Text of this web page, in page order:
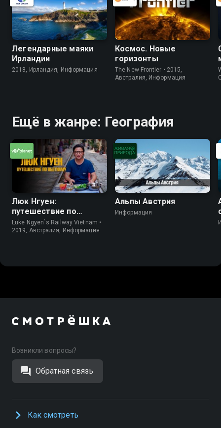
Легендарные маяки
Ирландии
2018, Ирландия, Информация
Космос. Новые
горизонты
The New Frontier • 2015,
Австралия, Информация
Ещё в жанре: География
Люк Нгуен:
путешествие по
Вьетнаму
Luke Ngyen`s Railway Vietnam •
2019, Австралия, Информация
Альпы Австрия
Информация
Возникли вопросы?
Обратная связь
Как смотреть